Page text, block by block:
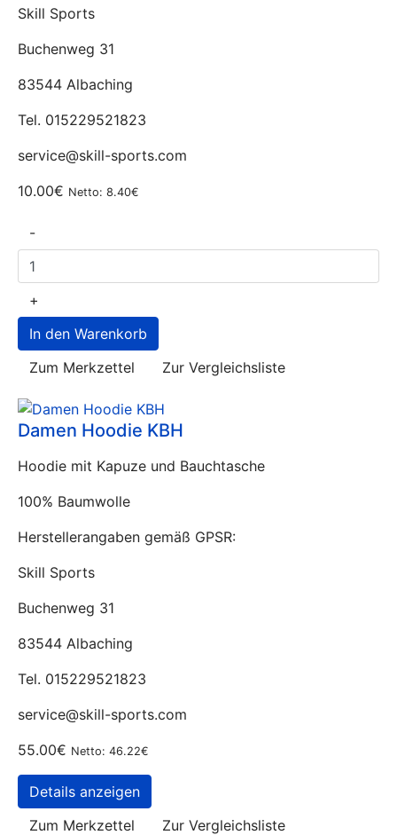
Skill Sports
Buchenweg 31
83544 Albaching
Tel. 015229521823
service@skill-sports.com
10.00€ Netto: 8.40€
-
+
Zum Merkzettel Zur Vergleichsliste
Damen Hoodie KBH
Hoodie mit Kapuze und Bauchtasche
100% Baumwolle
Herstellerangaben gemäß GPSR:
Skill Sports
Buchenweg 31
83544 Albaching
Tel. 015229521823
service@skill-sports.com
55.00€ Netto: 46.22€
Details anzeigen
Zum Merkzettel
Zur Vergleichsliste